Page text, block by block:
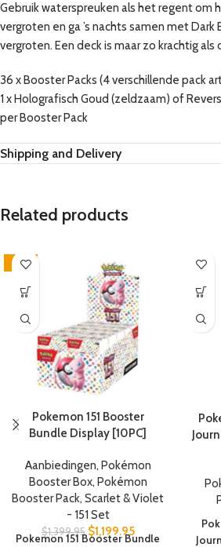
Gebruik waterspreuken als het regent
vergroten en ga ’s nachts samen met
vergroten. Een deck is maar zo krachtig als
36 x Booster Packs (4 verschillende pack
1 x Holografisch Goud (zeldzaam) of
per Booster Pack
Shipping and Delivery
Related products
-14%
Pokemon 151 Booster
Bundle Display [10PC]
Aanbiedingen, Pokémon
Booster Box, Pokémon
Booster Pack, Scarlet & Violet
- 151 Set
$1,399.95 $1,199.95
Pokemon 151 Booster Bundle